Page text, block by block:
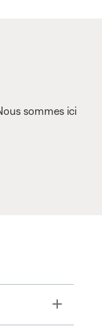
sommes ici
Toggle